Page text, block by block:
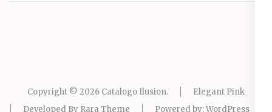
Copyright © 2026 Catalogo Ilusion.
Elegant Pink
Developed By Rara Theme Powered by:WordPress